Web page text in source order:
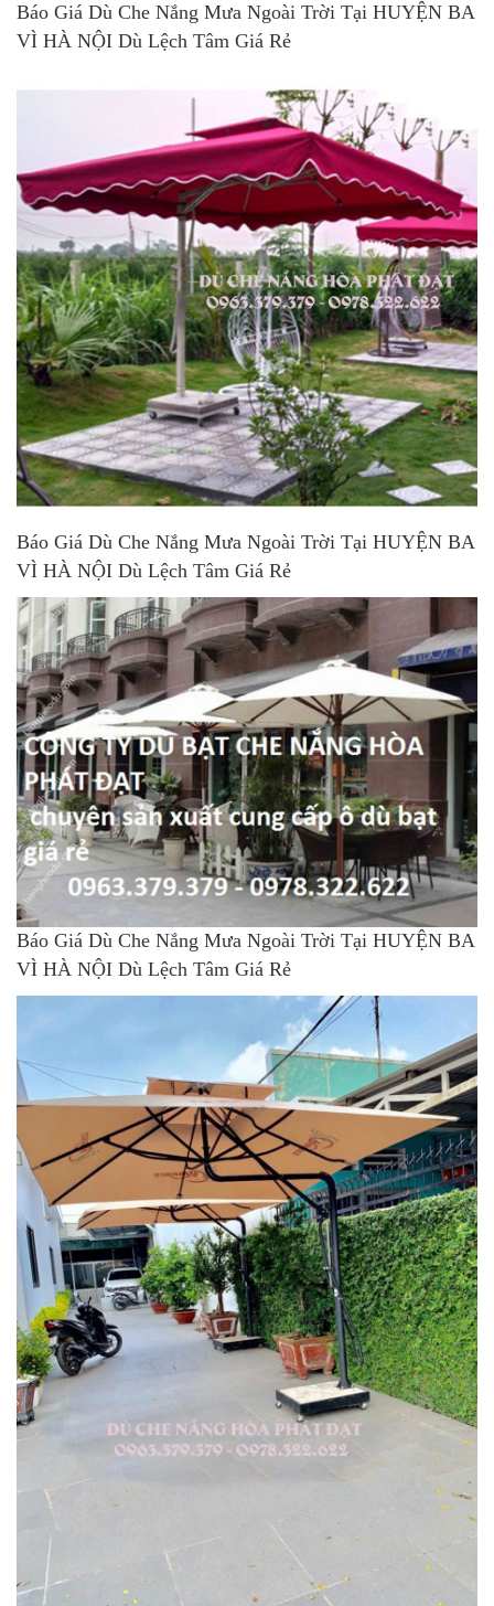
Báo Giá Dù Che Nắng Mưa Ngoài Trời Tại HUYỆN BA
VÌ HÀ NỘI Dù Lệch Tâm Giá Rẻ
Báo Giá Dù Che Nắng Mưa Ngoài Trời Tại HUYỆN BA
VÌ HÀ NỘI Dù Lệch Tâm Giá Rẻ
Báo Giá Dù Che Nắng Mưa Ngoài Trời Tại HUYỆN BA
VÌ HÀ NỘI Dù Lệch Tâm Giá Rẻ